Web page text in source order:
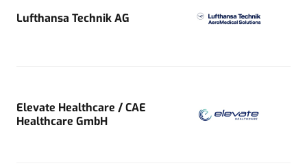
Lufthansa Technik AG
Elevate Healthcare / CAE
Healthcare GmbH